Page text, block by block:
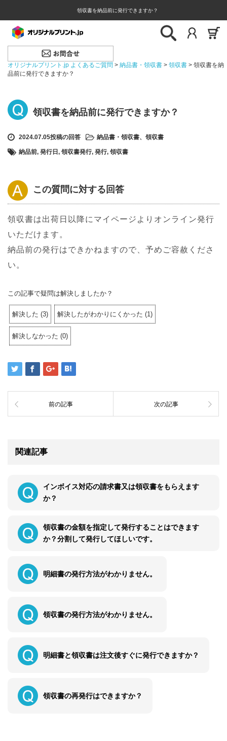
領収書を納品前に発行できますか？
オリジナルプリント.jp よくあるご質問 > 納品書・領収書 > 領収書 > 領収書を納
品前に発行できますか？
領収書を納品前に発行できますか？
2024.07.05投稿の回答 納品書・領収書、 領収書
納品前, 発行日 , 領収書発行, 発行, 領収書
この質問に対する回答
領収書は出荷日以降にマイページよりオンライン発行
いただけます。
納品前の発行はできかねますので、予めご容赦くださ
い。
この記事で疑問は解決しましたか？
解決した (3) 解決したがわかりにくかった (1)
解決しなかった (0)
前の記事 次の記事
関連記事
インボイス対応の請求書又は領収書をもらえます
か？
領収書の金額を指定して発行することはできます
か？分割して発行してほしいです。
明細書の発行方法がわかりません。
領収書の発行方法がわかりません。
明細書と領収書は注文後すぐに発行できますか？
領収書の再発行はできますか？